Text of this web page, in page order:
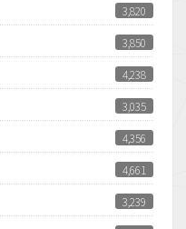
3,820
3,850
4,238
3,035
4,356
4,661
3,239